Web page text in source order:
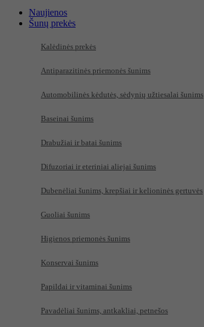
Naujienos
Šunų prekės
Kalėdinės prekės
Antiparazitinės priemonės šunims
Automobilinės kėdutės, sėdynių užtiesalai šunims
Baseinai šunims
Drabužiai ir batai šunims
Difuzoriai ir eteriniai aliejai šunims
Dubenėliai šunims, krepšiai ir kelioninės gertuvės
Guoliai šunims
Higienos priemonės šunims
Konservai šunims
Papildai ir vitaminai šunims
Pavadėliai šunims, antkakliai, petnešos